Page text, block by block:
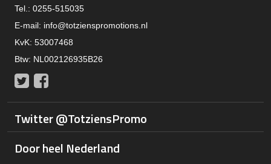
Tel.: 0255-515035
E-mail: info@totzienspromotions.nl
KvK: 53007468
Btw: NL002126935B26
Twitter
Twitter @TotziensPromo
Door heel Nederland